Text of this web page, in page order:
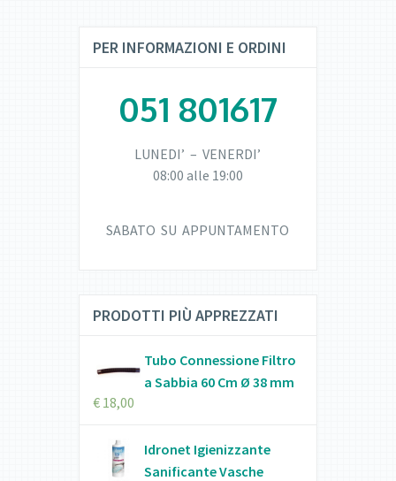
PER INFORMAZIONI E ORDINI
051 801617
LUNEDI’ – VENERDI’
08:00 alle 19:00
SABATO SU APPUNTAMENTO
PRODOTTI PIÙ APPREZZATI
Tubo Connessione Filtro
a Sabbia 60 Cm Ø 38 mm
€18,00
Idronet Igienizzante
Sanificante Vasche